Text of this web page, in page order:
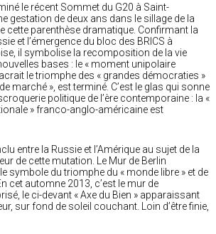
le récent Sommet du G20 à Saint-
gestation de deux ans dans le sillage de la
cette parenthèse dramatique. Confirmant la
et l’émergence du bloc des BRICS à
il symbolise la recomposition de la vie
bases : le « moment unipolaire
le triomphe des « grandes démocraties »
marché », est terminé. C’est le glas qui sonne
politique de l’ère contemporaine : la «
» franco-anglo-américaine est
entre la Russie et l’Amérique au sujet de la
de cette mutation. Le Mur de Berlin
symbole du triomphe du « monde libre » et de
cet automne 2013, c’est le mur de
le ci-devant « Axe du Bien » apparaissant
sur fond de soleil couchant. Loin d’être finie,